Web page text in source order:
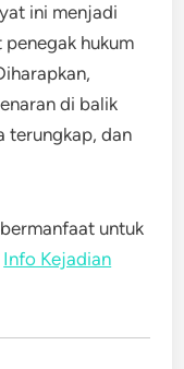
ini menjadi
hukum
di balik
terungkap, dan
untuk
Info Kejadian